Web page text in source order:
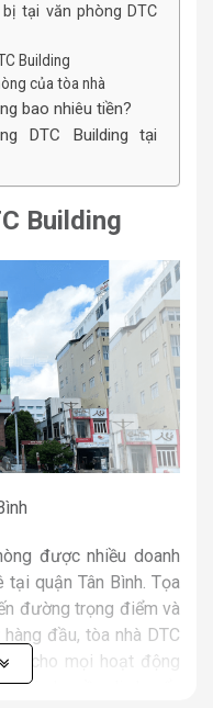
tại văn phòng DTC
Building
của tòa nhà
bao nhiêu tiền?
DTC Building tại
Building
được nhiều doanh
quận Tân Bình. Tọa
đường trọng điểm và
đầu, tòa nhà DTC
cho mọi hoạt động
có nhu cầu di chuyển